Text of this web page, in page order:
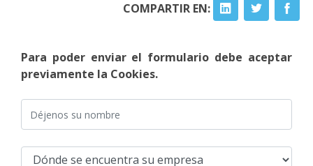
COMPARTIR EN:
Para poder enviar el formulario debe aceptar
previamente la Cookies.